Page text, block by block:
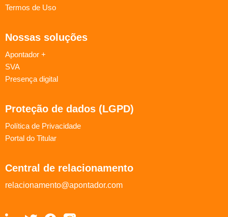
Termos de Uso
Nossas soluções
Apontador +
SVA
Presença digital
Proteção de dados (LGPD)
Política de Privacidade
Portal do Titular
Central de relacionamento
relacionamento@apontador.com